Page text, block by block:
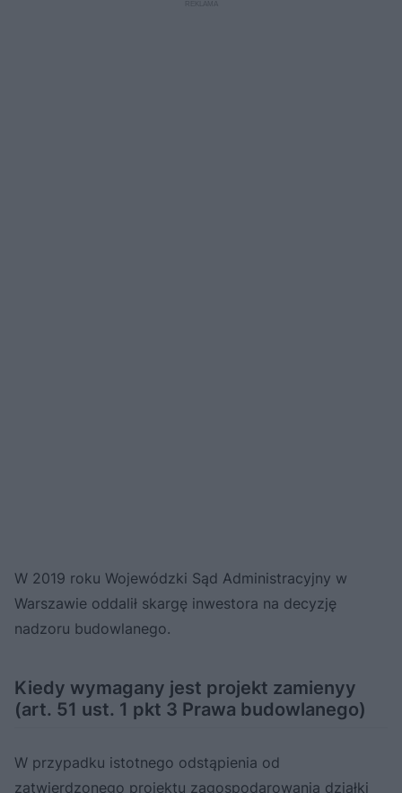
W 2019 roku Wojewódzki Sąd Administracyjny w
Warszawie oddalił skargę inwestora na decyzję
nadzoru budowlanego.
Kiedy wymagany jest projekt zamienyy
(art. 51 ust. 1 pkt 3 Prawa budowlanego)
W przypadku istotnego odstąpienia od
zatwierdzonego projektu zagospodarowania działki